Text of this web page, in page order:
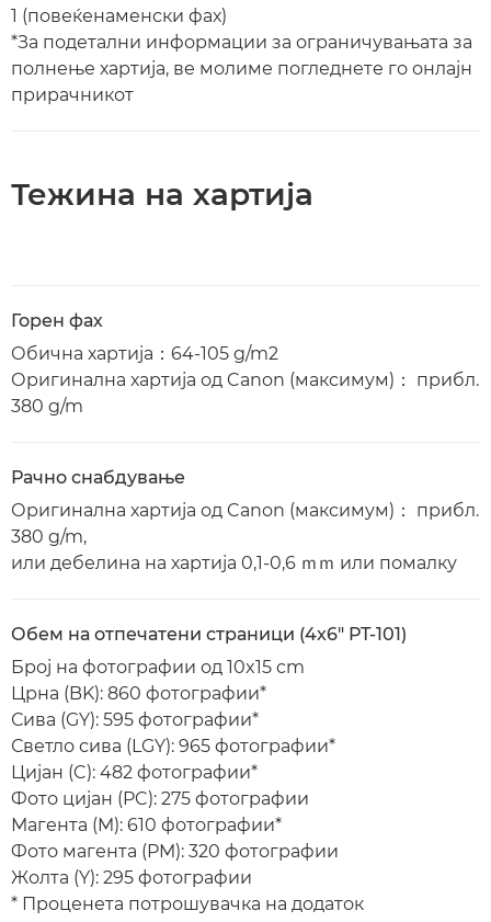
1 (повеќенаменски фах)
*За подетални информации за ограничувањата за
полнење хартија, ве молиме погледнете го онлајн
прирачникот
Тежина на хартија
Горен фах
Обична хартија：64-105 g/m2
Оригинална хартија од Canon (максимум)： прибл.
380 g/m
Рачно снабдување
Оригинална хартија од Canon (максимум)： прибл.
380 g/m,
или дебелина на хартија 0,1-0,6 ｍｍ или помалку
Обем на отпечатени страници (4x6" PT-101)
Број на фотографии од 10x15 cm
Црна (BK): 860 фотографии*
Сива (GY): 595 фотографии*
Светло сива (LGY): 965 фотографии*
Цијан (C): 482 фотографии*
Фото цијан (PC): 275 фотографии
Магента (M): 610 фотографии*
Фото магента (PM): 320 фотографии
Жолта (Y): 295 фотографии
* Проценета потрошувачка на додаток